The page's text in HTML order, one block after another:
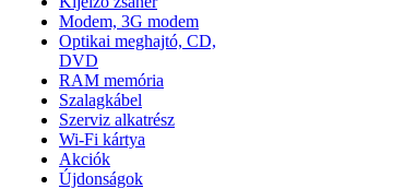
Modem, 3G modem
Optikai meghajtó, CD,
DVD
RAM memória
Szalagkábel
Szerviz alkatrész
Wi-Fi kártya
Akciók
Újdonságok